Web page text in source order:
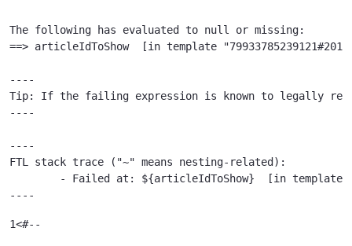
The following has evaluated to null or missing:
==> articleIdToShow  [in template
----
Tip: If the failing expression is known to legally refer
----
----
FTL stack trace ("~" means nesting-related):
----
1<#--